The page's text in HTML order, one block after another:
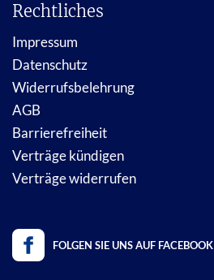
Rechtliches
Impressum
Datenschutz
Widerrufsbelehrung
AGB
Barrierefreiheit
Verträge kündigen
Verträge widerrufen
FOLGEN SIE UNS AUF FACEBOOK